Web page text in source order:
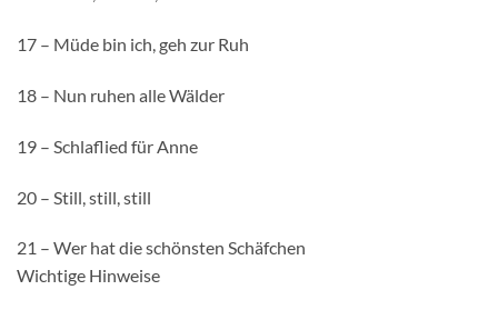
17 – Müde bin ich, geh zur Ruh
18 – Nun ruhen alle Wälder
19 – Schlaflied für Anne
20 – Still, still, still
21 – Wer hat die schönsten Schäfchen
Wichtige Hinweise